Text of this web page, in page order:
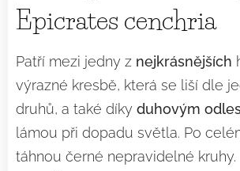
Epicrates cenchria
Patří mezi jedny z nejkrásnějších
výrazné kresbě, která se liší dle
druhů, a také díky duhovým
lámou při dopadu světla. Po
táhnou černé nepravidelné kruhy.